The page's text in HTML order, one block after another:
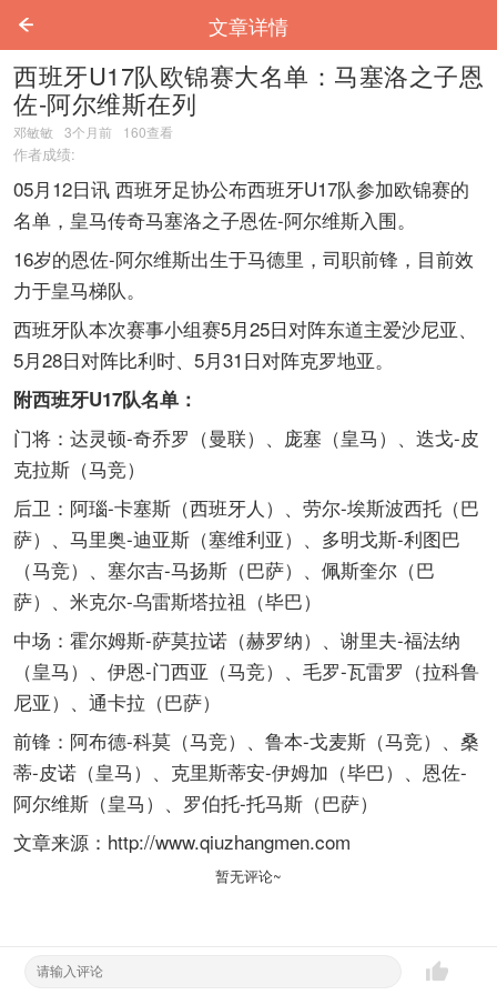
文章详情
西班牙U17队欧锦赛大名单：马塞洛之子恩
佐-阿尔维斯在列
邓敏敏 3个月前 160查看
作者成绩:
05月12日讯 西班牙足协公布西班牙U17队参加欧锦赛的
名单，皇马传奇马塞洛之子恩佐-阿尔维斯入围。
16岁的恩佐-阿尔维斯出生于马德里，司职前锋，目前效
力于皇马梯队。
西班牙队本次赛事小组赛5月25日对阵东道主爱沙尼亚、
5月28日对阵比利时、5月31日对阵克罗地亚。
附西班牙U17队名单：
门将：达灵顿-奇乔罗（曼联）、庞塞（皇马）、迭戈-皮
克拉斯（马竞）
后卫：阿瑙-卡塞斯（西班牙人）、劳尔-埃斯波西托（巴
萨）、马里奥-迪亚斯（塞维利亚）、多明戈斯-利图巴
（马竞）、塞尔吉-马扬斯（巴萨）、佩斯奎尔（巴
萨）、米克尔-乌雷斯塔拉祖（毕巴）
中场：霍尔姆斯-萨莫拉诺（赫罗纳）、谢里夫-福法纳
（皇马）、伊恩-门西亚（马竞）、毛罗-瓦雷罗（拉科鲁
尼亚）、通卡拉（巴萨）
前锋：阿布德-科莫（马竞）、鲁本-戈麦斯（马竞）、桑
蒂-皮诺（皇马）、克里斯蒂安-伊姆加（毕巴）、恩佐-
阿尔维斯（皇马）、罗伯托-托马斯（巴萨）
文章来源：http://www.qiuzhangmen.com
暂无评论~